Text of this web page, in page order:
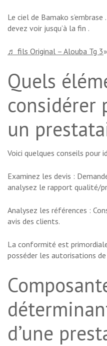
Le ciel de Bamako
devez voir jusqu’à la fin .
♬ fils Original – Alouba Tg 3
Quels
considérer
un
Voici quelques conseils pour
Examinez les devis :
analysez le rapport qualité/
Analysez les références :
avis des clients.
La conformité est
posséder les autorisations
d’une